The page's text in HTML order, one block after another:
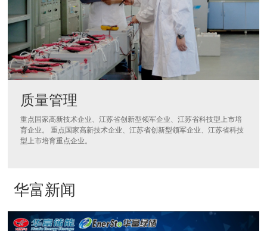
质量管理
重点国家高新技术企业、江苏省创新型领军企业、江苏省科技型上市培
育企业。 重点国家高新技术企业、江苏省创新型领军企业、江苏省科技
型上市培育重点企业。
华富新闻